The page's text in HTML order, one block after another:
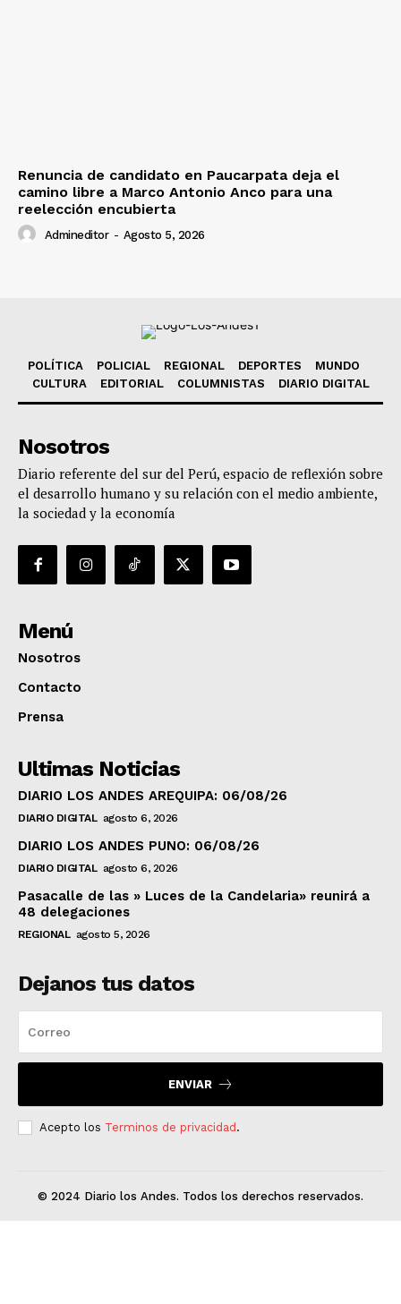
Renuncia de candidato en Paucarpata deja el
camino libre a Marco Antonio Anco para una
reelección encubierta
Admineditor - Agosto 5, 2026
POLÍTICA POLICIAL REGIONAL DEPORTES
MUNDO
CULTURA
EDITORIAL COLUMNISTAS DIARIO DIGITAL
Nosotros
Diario referente del sur del Perú, espacio de reflexión sobre
el desarrollo humano y su relación con el medio ambiente,
la sociedad y la economía
Menú
Nosotros
Contacto
Prensa
Ultimas Noticias
DIARIO LOS ANDES AREQUIPA: 06/08/26
DIARIO DIGITAL agosto 6, 2026
DIARIO LOS ANDES PUNO: 06/08/26
DIARIO DIGITAL agosto 6, 2026
Pasacalle de las » Luces de la Candelaria» reunirá a
48 delegaciones
REGIONAL agosto 5, 2026
Dejanos tus datos
ENVIAR
Acepto los Terminos de privacidad .
© 2024 Diario los Andes. Todos los derechos reservados.